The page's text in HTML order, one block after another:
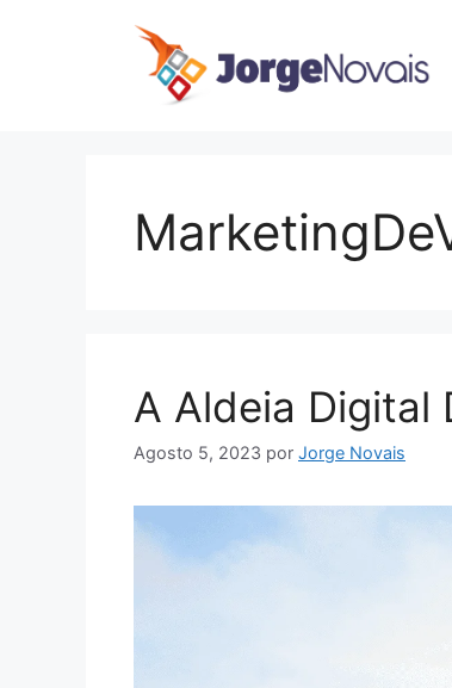
A Aldeia Digital
Agosto 5, 2023 por Jorge Novais